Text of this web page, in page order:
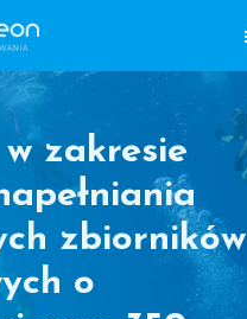
zakresie
zbiorników
o